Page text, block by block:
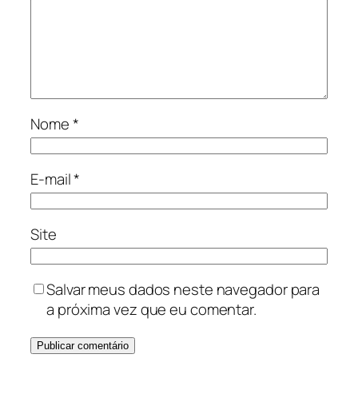
Nome*
E-mail*
Site
Salvar meus dados neste navegador para
a próxima vez que eu comentar.